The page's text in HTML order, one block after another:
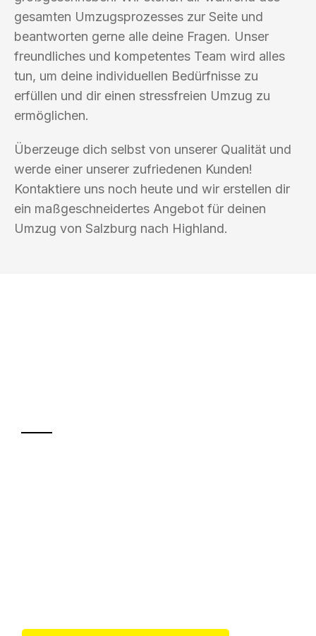
gesamten Umzugsprozesses zur Seite und
beantworten gerne alle deine Fragen. Unser
freundliches und kompetentes Team wird alles
tun, um deine individuellen Bedürfnisse zu
erfüllen und dir einen stressfreien Umzug zu
ermöglichen.
Überzeuge dich selbst von unserer Qualität und
werde einer unserer zufriedenen Kunden!
Kontaktiere uns noch heute und wir erstellen dir
ein maßgeschneidertes Angebot für deinen
Umzug von Salzburg nach Highland.